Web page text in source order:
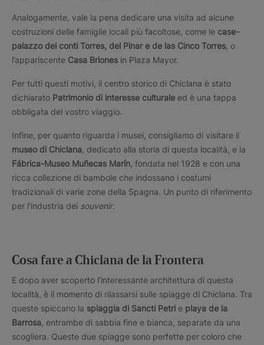
Analogamente, vale la pena dedicare una visita ad alcune
costruzioni delle famiglie locali più facoltose, come le case-
palazzo dei conti Torres, del Pinar e de las Cinco Torres , o
l’appariscente Casa Briones in Plaza Mayor.
Per tutti questi motivi, il centro storico di Chiclana è stato
dichiarato Patrimonio di interesse culturale ed è una tappa
obbligata del vostro viaggio.
Infine, per quanto riguarda i musei, consigliamo di visitare il
museo di Chiclana , dedicato alla storia di questa località, e la
Fábrica-Museo Muñecas Marín , fondata nel 1928 e con una
ricca collezione di bambole che indossano i costumi
tradizionali di varie zone della Spagna. Un punto di riferimento
per l’industria dei souvenir.
Cosa fare a Chiclana de la Frontera
E dopo aver scoperto l’interessante architettura di questa
località, è il momento di rilassarsi sulle spiagge di Chiclana. Tra
queste spiccano la spiaggia di Sancti Petri e playa de la
Barrosa , entrambe di sabbia fine e bianca, separate da una
scogliera. Queste due spiagge sono perfette per coloro che